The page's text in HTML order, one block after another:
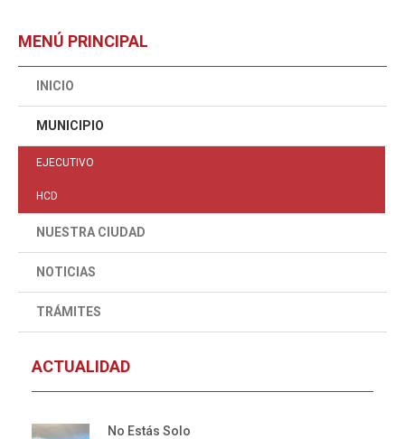
MENÚ PRINCIPAL
INICIO
MUNICIPIO
EJECUTIVO
HCD
NUESTRA CIUDAD
NOTICIAS
TRÁMITES
ACTUALIDAD
No Estás Solo